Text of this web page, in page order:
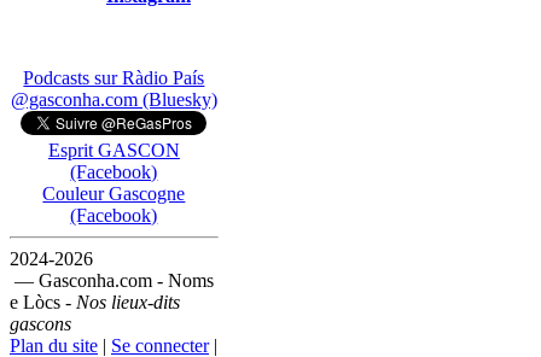
Podcasts sur Ràdio País
@gasconha.com (Bluesky)
Esprit GASCON
(Facebook)
Couleur Gascogne
(Facebook)
2024-2026
— Gasconha.com - Noms
e Lòcs - Nos lieux-dits
gascons
Plan du site | Se connecter|